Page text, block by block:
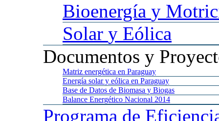
Bioenergía y
Solar y Eólica
Documentos y
Matriz energética en Paraguay
Energía solar y eólica en Paraguay
Base de Datos de Biomasa y Biogas
Balance Energético Nacional 2014
Programa de